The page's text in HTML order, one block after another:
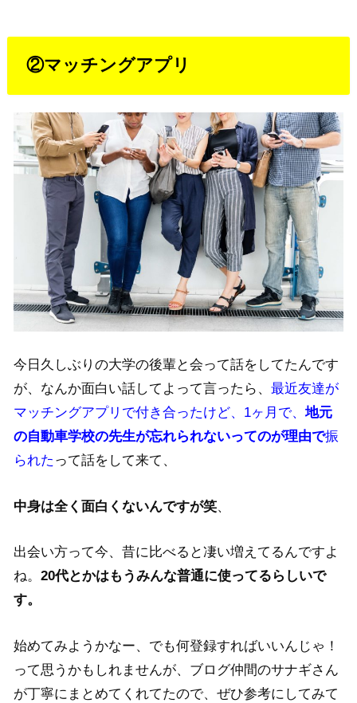
②マッチングアプリ
今日久しぶりの大学の後輩と会って話をしてたんです
が、なんか面白い話してよって言ったら、最近友達が
マッチングアプリで付き合ったけど、1ヶ月で、地元
の自動車学校の先生が忘れられないってのが理由で振
られた って話をして来て、
中身は全く面白くないんですが笑、
出会い方って今、昔に比べると凄い増えてるんですよ
ね。20代とかはもうみんな普通に使ってるらしいで
す。
始めてみようかなー、でも何登録すればいいんじゃ！
って思うかもしれませんが、ブログ仲間のサナギさん
が丁寧にまとめてくれてたので、ぜひ参考にしてみて